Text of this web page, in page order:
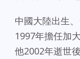
中國大陸出生
1997年擔任加
他2002年逝世